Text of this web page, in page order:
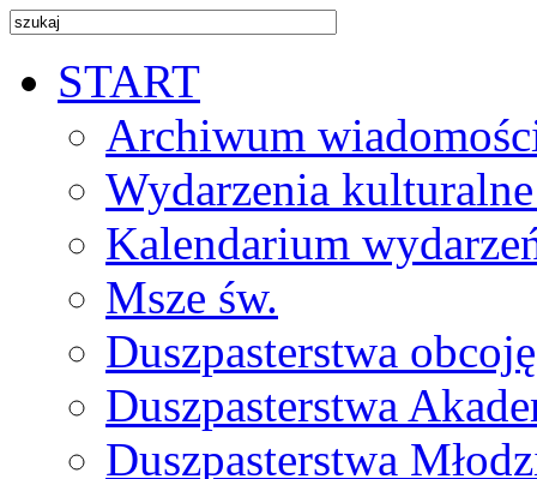
START
Archiwum
Wydarzenia
Kalendarium
Msze św.
Duszpasterstwa
Duszpasterstwa
Duszpasterstwa